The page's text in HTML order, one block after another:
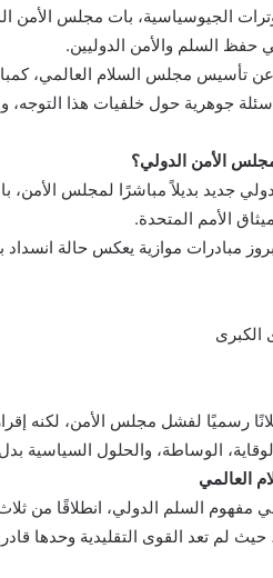
الجيوسياسية، بات مجلس الأمن
السلم والأمن الدوليين.
تأسيس مجلس السلام العالمي،
جوهرية حول خلفيات هذا التوجه،
الأمن الدولي؟
جديد بديلاً مباشرًا لمجلس الأمن،
الأمم المتحدة.
مبادرات موازية يعكس حالة
الكبرى
رسميًا لفشل مجلس الأمن، لكنه
الوساطة، والحلول السياسية
العالمي
مفهوم السلم الدولي، انطلاقًا من